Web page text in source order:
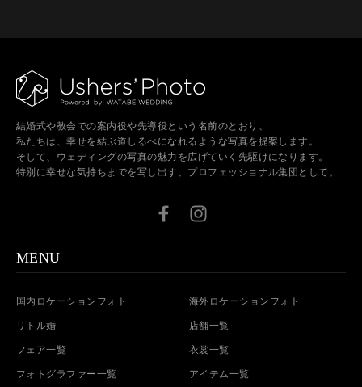
結婚式や教会での案内役や先導役という名前のとおり、
私たちは、幸せを結ぶ道しるべになれるような写真を提案します。
そして、ウェディングの写真の魅力を広げていく先駆けになります。
特別に幸せな気持ちまでを写し出す、プロフェッショナル集団として。
MENU
国内ロケーションフォト 海外ロケーションフォト
リトル婚 店舗一覧
フェア一覧 衣裳一覧
フォトグラファー一覧 アイテム一覧